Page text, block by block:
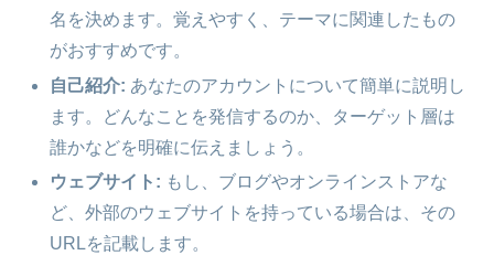
名を決めます。覚えやすく、テーマに関連したもの
がおすすめです。
自己紹介: あなたのアカウントについて簡単に説明し
ます。どんなことを発信するのか、ターゲット層は
誰かなどを明確に伝えましょう。
ウェブサイト: もし、ブログやオンラインストアな
ど、外部のウェブサイトを持っている場合は、その
URLを記載します。